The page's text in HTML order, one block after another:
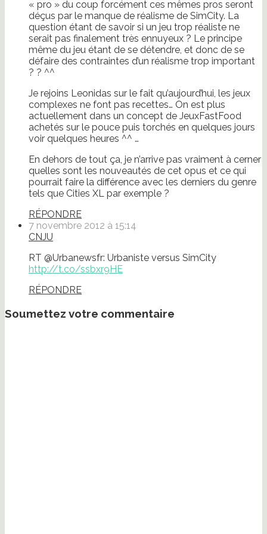
« pro » du coup forcément ces mêmes pros seront
déçus par le manque de réalisme de SimCity. La
question étant de savoir si un jeu trop réaliste ne
serait pas finalement très ennuyeux ? Le principe
même du jeu étant de se détendre, et donc de se
défaire des contraintes d’un réalisme trop important
? ? ^^
Je rejoins Leonidas sur le fait qu’aujourd’hui, les jeux
complexes ne font pas recettes… On est plus
actuellement dans un concept de JeuxFastFood
achetés sur le pouce puis torchés en quelques jours
voir quelques heures ^^ …
En dehors de tout ça, je n’arrive pas vraiment à cerner
quelles sont les nouveautés de cet opus et ce qui
pourrait faire la différence avec les derniers du genre
tels que Cities XL par exemple ?
RÉPONDRE
7 novembre 2012 à 15:14
CNJU
RT @Urbanewsfr: Urbaniste versus SimCity
http://t.co/ssbxr9HE
RÉPONDRE
Soumettez votre commentaire